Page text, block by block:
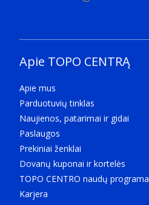
Apie TOPO CENTRĄ
Apie mus
Parduotuvių tinklas
Naujienos, patarimai ir gidai
Paslaugos
Prekiniai ženklai
Dovanų kuponai ir kortelės
TOPO CENTRO naudų programa
Karjera